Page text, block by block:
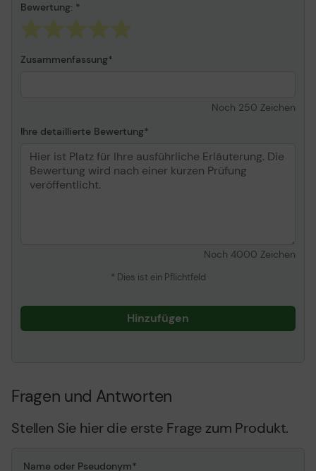
Bewertung:
Zusammenfassung
Noch 250 Zeichen
Ihre detaillierte Bewertung
Noch 4000 Zeichen
* Dies ist ein Pflichtfeld
Hinzufügen
Fragen und Antworten
Stellen Sie hier die erste Frage zum Produkt.
Name oder Pseudonym